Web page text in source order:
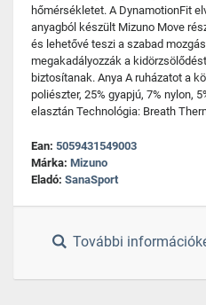
hőmérsékletet. A DynamotionFit
anyagból készült Mizuno Move
és lehetővé teszi a szabad
megakadályozzák a
biztosítanak. Anya A ruházatot a
poliészter, 25% gyapjú, 7% nylon,
elasztán Technológia: Breath
Ean: 5059431549003
Márka: Mizuno
Eladó: SanaSport
További